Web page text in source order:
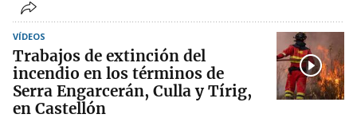
VÍDEOS
Trabajos de extinción del
incendio en los términos de
Serra Engarcerán, Culla y Tírig,
en Castellón